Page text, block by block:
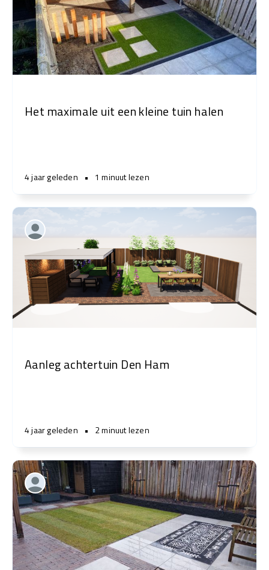
Het maximale uit een kleine tuin halen
4 jaar geleden • 1 minuut lezen
Aanleg achtertuin Den Ham
4 jaar geleden • 2 minuut lezen